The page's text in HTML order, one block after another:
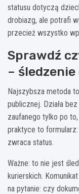
statusu dotyczą
drobiazg, ale potrafi
przecież wszystko
Sprawdź
–
Najszybsza metoda
publicznej. Działa
zaufanego tylko po
praktyce to
zwraca status.
Ważne: to nie jest
kurierskich.
na pytanie: czy